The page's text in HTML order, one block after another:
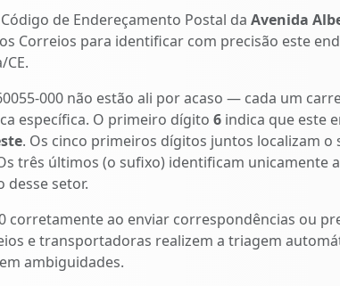
de Endereçamento Postal da Avenida
Correios para identificar com precisão este
CE.
000 não estão ali por acaso — cada um
específica. O primeiro dígito 6 indica que este
. Os cinco primeiros dígitos juntos localizam o
três últimos (o sufixo) identificam unicamente a
desse setor.
corretamente ao enviar correspondências ou
e transportadoras realizem a triagem
ambiguidades.